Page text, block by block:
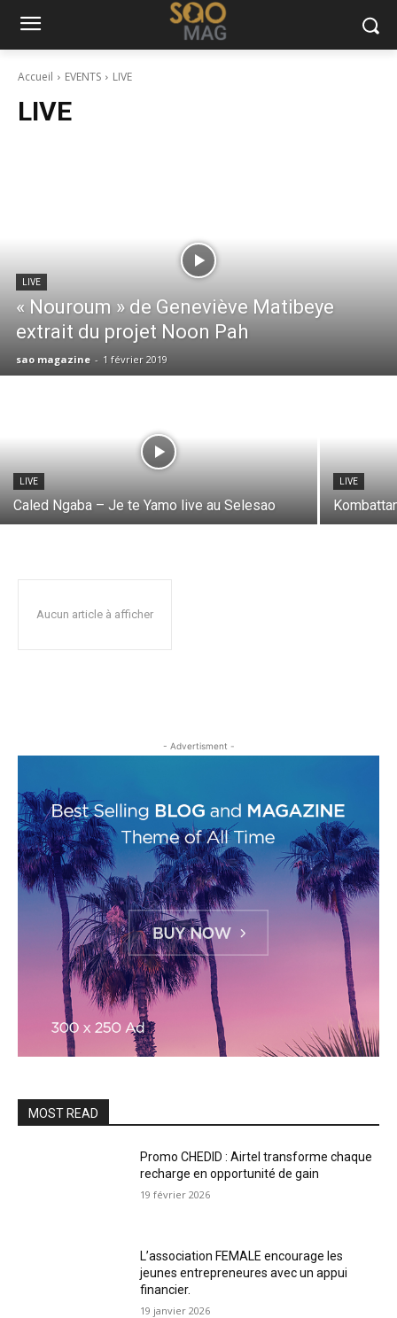
Accueil EVENTS LIVE
LIVE
LIVE
« Nouroum » de Geneviève Matibeye
extrait du projet Noon Pah
sao magazine - 1 février 2019
LIVE
Caled Ngaba – Je te Yamo live au Selesao
LIVE
Aucun article à afficher
- Advertisment -
MOST READ
Promo CHEDID : Airtel transforme chaque
recharge en opportunité de gain
19 février 2026
L’association FEMALE encourage les
jeunes entrepreneures avec un appui
financier.
19 janvier 2026